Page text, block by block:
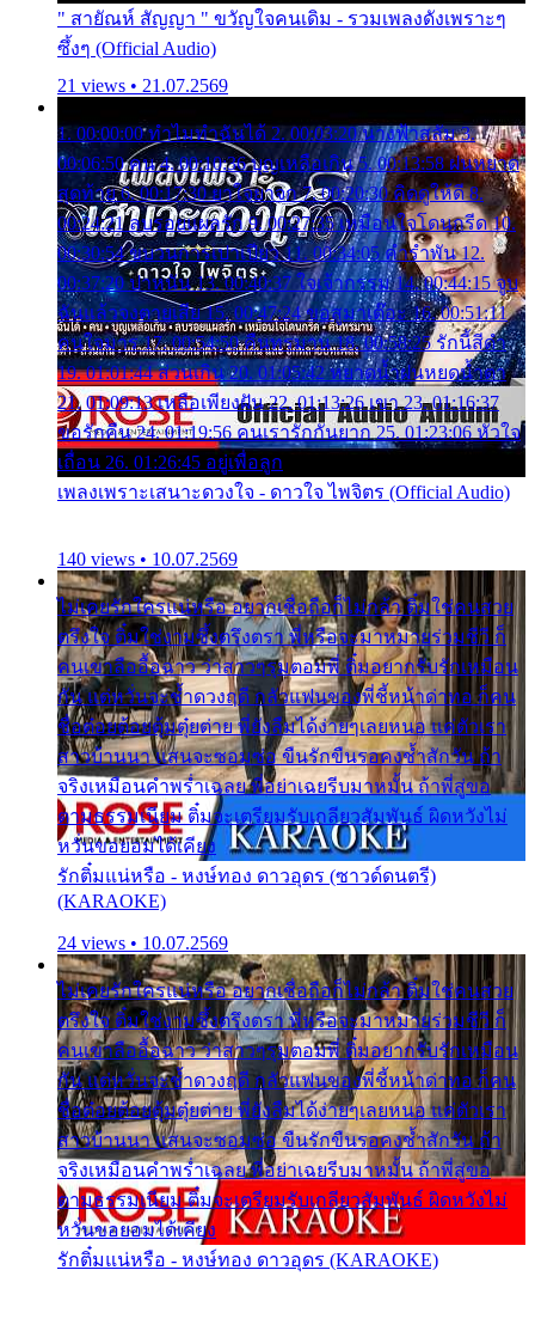
" สายัณห์ สัญญา " ขวัญใจคนเดิม - รวมเพลงดังเพราะๆ
ซึ้งๆ (Official Audio)
21 views • 21.07.2569
1. 00:00:00 ทำไมทำฉันได้ 2. 00:03:20 นางฟ้าสลัม 3.
00:06:50 คน 4. 00:10:36 บุญเหลือเกิน 5. 00:13:58 ฝนหยาด
สุดท้าย 6. 00:17:30 ยาใจยาจก 7. 00:20:30 คิดดูให้ดี 8.
00:24:21 ลบรอยแผลรัก 9. 00:27:35 เหมือนใจโดนกรีด 10.
00:30:54 ขบวนการเปาเปียว 11. 00:34:05 คำรำพัน 12.
00:37:20 ปาหนัน 13. 00:40:37 ใจเจ้ากรรม 14. 00:44:15 จูบ
ฉันแล้วจงตายเสีย 15. 00:47:24 ขอสูมาเต๊อะ 16. 00:51:11
คนใจมาร 17. 00:54:50 คืนทรมาน 18. 00:58:25 รักนี้สีดำ
19. 01:01:44 ส่วนเกิน 20. 01:05:42 หยาดน้ำฝนหยดน้ำตา
21. 01:09:13 เหลือเพียงฝัน 22. 01:13:26 เขา 23. 01:16:37
ขอรักคืน 24. 01:19:56 คนเรารักกันยาก 25. 01:23:06 หัวใจ
เถื่อน 26. 01:26:45 อยู่เพื่อลูก
เพลงเพราะเสนาะดวงใจ - ดาวใจ ไพจิตร (Official Audio)
140 views • 10.07.2569
ไม่เคยรักใครแน่หรือ อยากเชื่อถือก็ไม่กล้า ติ๋มใช่คนสวย
ตรึงใจ ติ๋มใช่งามซึ้งตรึงตรา พี่หรือจะมาหมายร่วมชีวี ก็
คนเขาลืออื้อฉาว ว่าสาวๆรุมตอมพี่ ติ๋มอยากรับรักเหมือน
กัน แต่หวั่นจะช้ำดวงฤดี กลัวแฟนของพี่ชี้หน้าด่าทอ ก็คน
ชื่อต๋อยต้อยตุ้มตุ๋ยต่าย พี่ยังลืมได้ง่ายๆเลยหนอ แค่ตัวเรา
สาวบ้านนา แสนจะซอมซ่อ ขืนรักขืนรอคงช้ำสักวัน ถ้า
จริงเหมือนคำพร่ำเฉลย พี่อย่าเฉยรีบมาหมั้น ถ้าพี่สู่ขอ
ตามธรรมเนียม ติ๋มจะเตรียมรับเกลียวสัมพันธ์ ผิดหวังไม่
หวั่นขอยอมได้เคียง
รักติ๋มแน่หรือ - หงษ์ทอง ดาวอุดร (ซาวด์ดนตรี)
(KARAOKE)
24 views • 10.07.2569
ไม่เคยรักใครแน่หรือ อยากเชื่อถือก็ไม่กล้า ติ๋มใช่คนสวย
ตรึงใจ ติ๋มใช่งามซึ้งตรึงตรา พี่หรือจะมาหมายร่วมชีวี ก็
คนเขาลืออื้อฉาว ว่าสาวๆรุมตอมพี่ ติ๋มอยากรับรักเหมือน
กัน แต่หวั่นจะช้ำดวงฤดี กลัวแฟนของพี่ชี้หน้าด่าทอ ก็คน
ชื่อต๋อยต้อยตุ้มตุ๋ยต่าย พี่ยังลืมได้ง่ายๆเลยหนอ แค่ตัวเรา
สาวบ้านนา แสนจะซอมซ่อ ขืนรักขืนรอคงช้ำสักวัน ถ้า
จริงเหมือนคำพร่ำเฉลย พี่อย่าเฉยรีบมาหมั้น ถ้าพี่สู่ขอ
ตามธรรมเนียม ติ๋มจะเตรียมรับเกลียวสัมพันธ์ ผิดหวังไม่
หวั่นขอยอมได้เคียง
รักติ๋มแน่หรือ - หงษ์ทอง ดาวอุดร (KARAOKE)